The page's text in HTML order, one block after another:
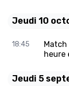
Jeudi 10
18:45
Match
heure
Jeudi 5